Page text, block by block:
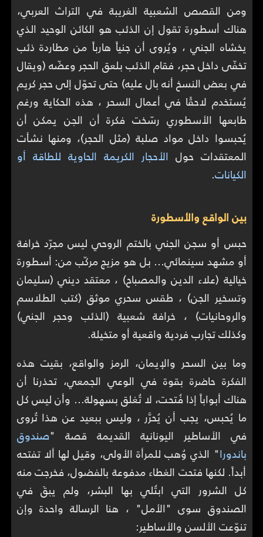
ومن القصص الشعبية الغريبة في التراث العربي،
هناك أسطورة تقول إن الذئب هو الكائن الوحيد الذي
يخشاه الجني ، ويُروى أن جنياً هارباً من مطاردة ذئب
تخفّى داخل حجر، فقام الذئب بلعق الحجر وعضّه (ويقال
في بعض النسخ أنه بال عليه) حتى تحوّل إلى حجر كريم
يُستخدم لاحقًا في أعمال السحر ، هذه الحكاية ورغم
طابعها الأسطوري رسّخت فكرة أن الجن يمكن أن
يُحبسوا داخل مواد صلبة (مثل الحجر)، ومنها نشأت
المعتقدات حول الأحجار الكريمة الحاوية للطاقة أو
الكيانات.
بين الواقع والأسطورة
حبس أو سجن الجني بالختم الروحي ليس مجرّد خرافة
أو مشهد سينمائي… بل هو مزيج مركّب من: أسطورة
خيالية (علاء الدين والمصباح) ، معتقد ديني (سليمان
وتسخير الجن) ، طقس سحري موثق (كتب الطلاسم
والروحانيات) ، خرافة شعبية (الذئب وحجر الجني)
وكذلك تجارب فردية واقعية أو متخيلة.
وما بين السحر والإيمان، الرمز والواقع، بقيت هذه
الفكرة حاضرة بقوة في الوعي الجمعي، تحذرنا أن
هناك أبواباً إذا فُتحت، لا تُغلق بسهولة… وأن ليس كل
ما يُحبس، يجب أن يُحرَّر ، وليس ببعيد عن هذا تُروى
في الأساطير اليونانية القديمة قصة "صندوق
باندورا" الذي وُهب للمرأة الأولى، وقيل لها ألا تفتحه
أبداً. لكنها فتحت الغطاء مدفوعة بالفضول، فخرجت منه
كل الشرور التي ابتُلي بها البشر، ولم يبقَ في
الصندوق سوى "الأمل" ، هنا الرسالة واحدة وإن
تنوّعت الألسن والأساطير: